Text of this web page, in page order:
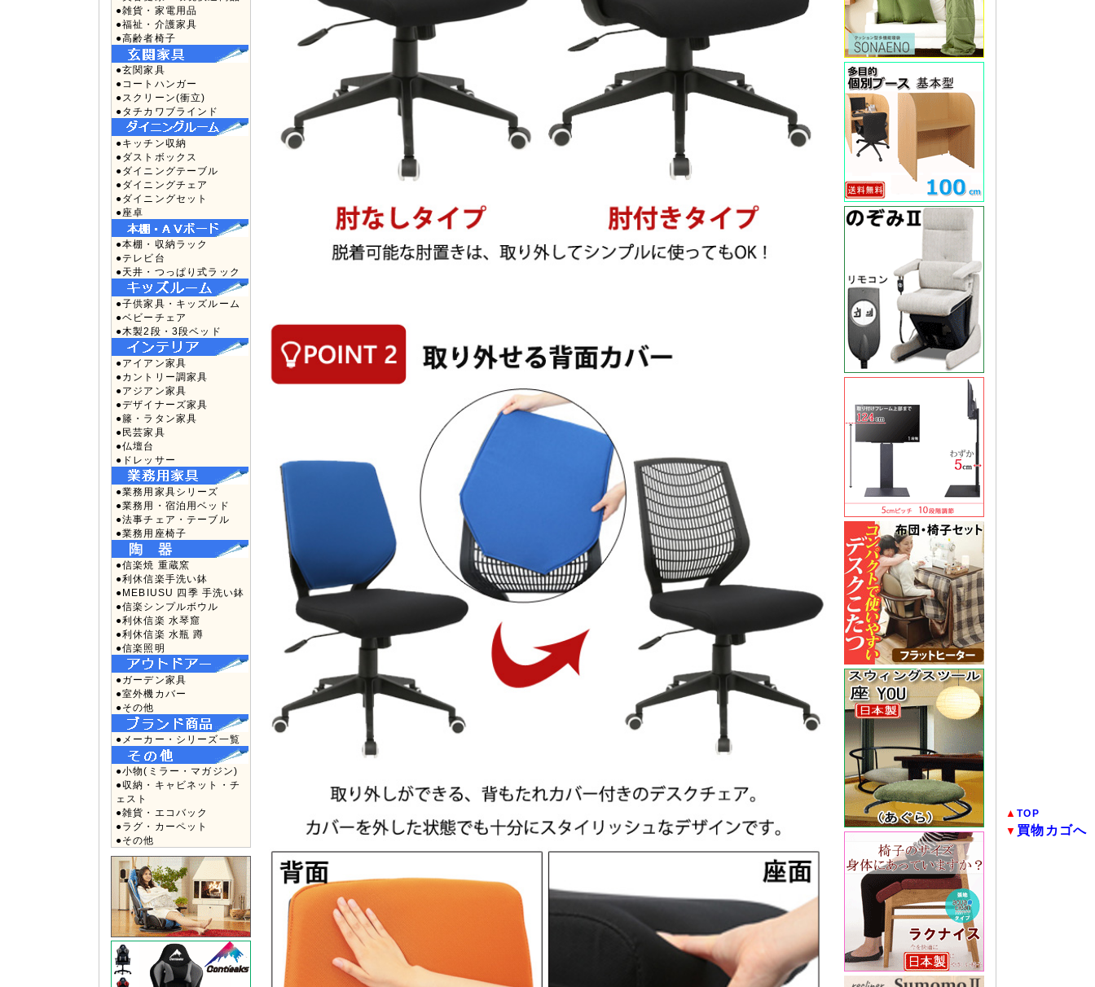
●雑貨・家電用品
●福祉・介護家具
●高齢者椅子
●玄関家具
●コートハンガー
●スクリーン(衝立)
●タチカワブラインド
●キッチン収納
●ダストボックス
●ダイニングテーブル
●ダイニングチェア
●ダイニングセット
●座卓
●本棚・収納ラック
●テレビ台
●天井・つっぱり式ラック
●子供家具・キッズルーム
●ベビーチェア
●木製2段・3段ベッド
●アイアン家具
●カントリー調家具
●アジアン家具
●デザイナーズ家具
●籐・ラタン家具
●民芸家具
●仏壇台
●ドレッサー
●業務用家具シリーズ
●業務用・宿泊用ベッド
●法事チェア・テーブル
●業務用座椅子
●信楽焼 重蔵窯
●利休信楽手洗い鉢
●MEBIUSU 四季 手洗い鉢
●信楽シンプルボウル
●利休信楽 水琴窟
●利休信楽 水瓶 蹲
●信楽照明
●ガーデン家具
●室外機カバー
●その他
●メーカー・シリーズ一覧
●小物(ミラー・マガジン)
●収納・キャビネット・チ
ェスト
●雑貨・エコバック
●ラグ・カーペット
●その他
▲TOP
▼ 買物カゴへ